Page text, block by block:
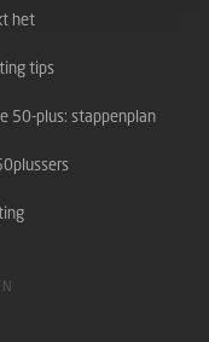
het
tips
50-plus: stappenplan